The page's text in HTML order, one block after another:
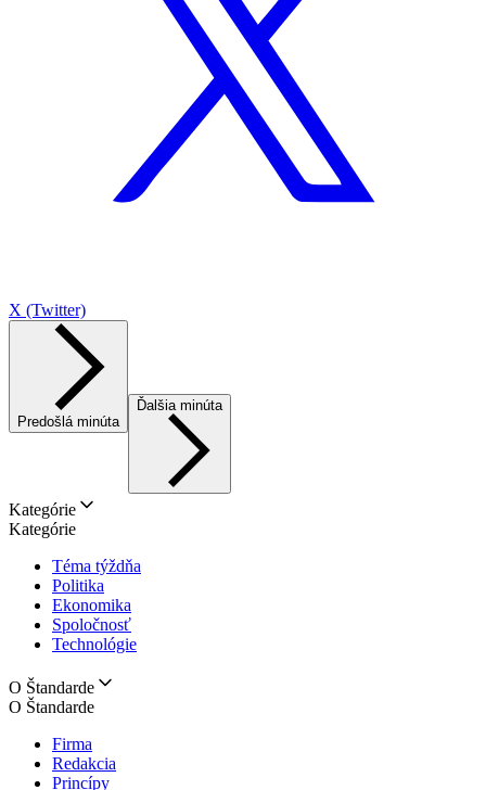
X (Twitter)
Predošlá minúta
Ďalšia minúta
Kategórie
Kategórie
Téma týždňa
Politika
Ekonomika
Spoločnosť
Technológie
O Štandarde
O Štandarde
Firma
Redakcia
Princípy